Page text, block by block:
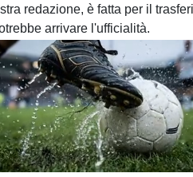
redazione, è fatta per il
arrivare l'ufficialità.
Unmute
Loaded:
100.00%